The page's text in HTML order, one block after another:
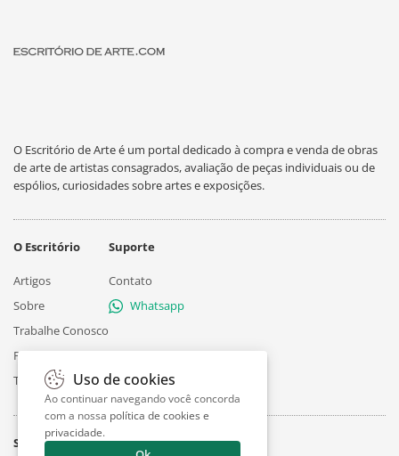
O Escritório de Arte é um portal dedicado à compra e venda de obras
de arte de artistas consagrados, avaliação de peças individuais ou de
espólios, curiosidades sobre artes e exposições.
O Escritório
Artigos
Sobre
Trabalhe Conosco
Privacidade
Termos
Suporte
Contato
Whatsapp
Siga
Uso de cookies
Ao continuar navegando você concorda
com a nossa política de cookies e
privacidade.